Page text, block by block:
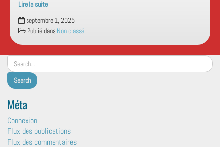
Lire la suite
ALPENMUSIK
Musique
traditionnelle
des
Alpes
et
cors
des
Alpes
septembre 1, 2025
Publié dans Non classé
Méta
Connexion
Flux des publications
Flux des commentaires